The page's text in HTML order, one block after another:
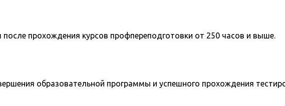
прохождения курсов профпереподготовки от 250 часов и выше.
образовательной программы и успешного прохождения